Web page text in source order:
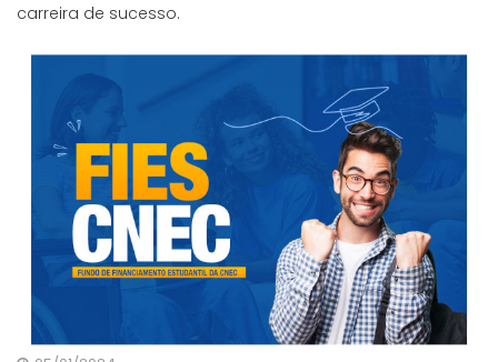
carreira de sucesso.